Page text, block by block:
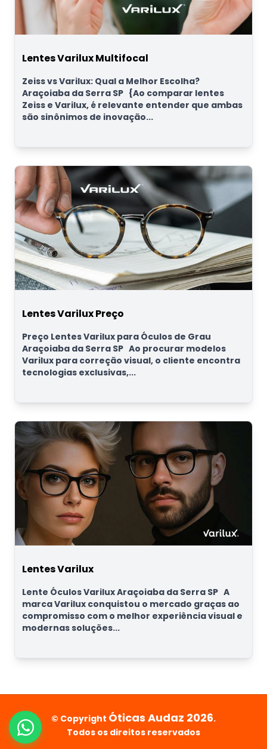
Lentes Varilux Multifocal
Zeiss vs Varilux: Qual a Melhor Escolha?
Araçoiaba da Serra SP {Ao comparar lentes
Zeiss e Varilux, é relevante entender que ambas
são sinônimos de inovação...
Lentes Varilux Preço
Preço Lentes Varilux para Óculos de Grau
Araçoiaba da Serra SP Ao procurar modelos
Varilux para correção visual, o cliente encontra
tecnologias exclusivas,...
Lentes Varilux
Lente Óculos Varilux Araçoiaba da Serra SP A
marca Varilux conquistou o mercado graças ao
compromisso com o melhor experiência visual e
modernas soluções...
© Copyright Óticas Audaz 2026.
Todos os direitos reservados